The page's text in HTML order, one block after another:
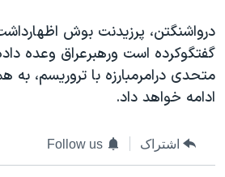
چهل سال گروگان‌گیری
قانون شفافیت دارائی کادر رهبری ایران
اعتراضات مردمی آبان ۹۸
نرگس محمدی برنده جایزه نوبل صلح
درواشنگتن، پرزيدنت بوش
گفتگوکرده است ورهبرعراق وعده
متحدی درامرمبارزه با تروريسم،
ادامه خواهد داد.
اشتراک Follow us